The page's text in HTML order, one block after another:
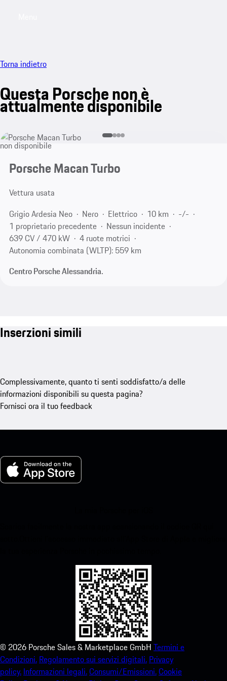
Torna indietro
Questa Porsche non è
attualmente disponibile
non disponibile
Porsche Macan Turbo
Vettura usata
Grigio Ardesia Neo
Nero Elettrico 10 km
-/-
1 proprietario precedente
Nessun incidente
639 CV / 470 kW
4 ruote motrici
Autonomia combinata (WLTP): 559 km
Centro Porsche Alessandria.
Inserzioni simili
Complessivamente, quanto ti senti soddisfatto/a delle
informazioni disponibili su questa pagina?
Fornisci ora il tuo feedback
© 2026 Porsche Sales & Marketplace GmbH Termini e
Condizioni. Regolamento sui servizi digitali. Privacy
policy. Informazioni legali.Consumi/Emissioni.Cookie